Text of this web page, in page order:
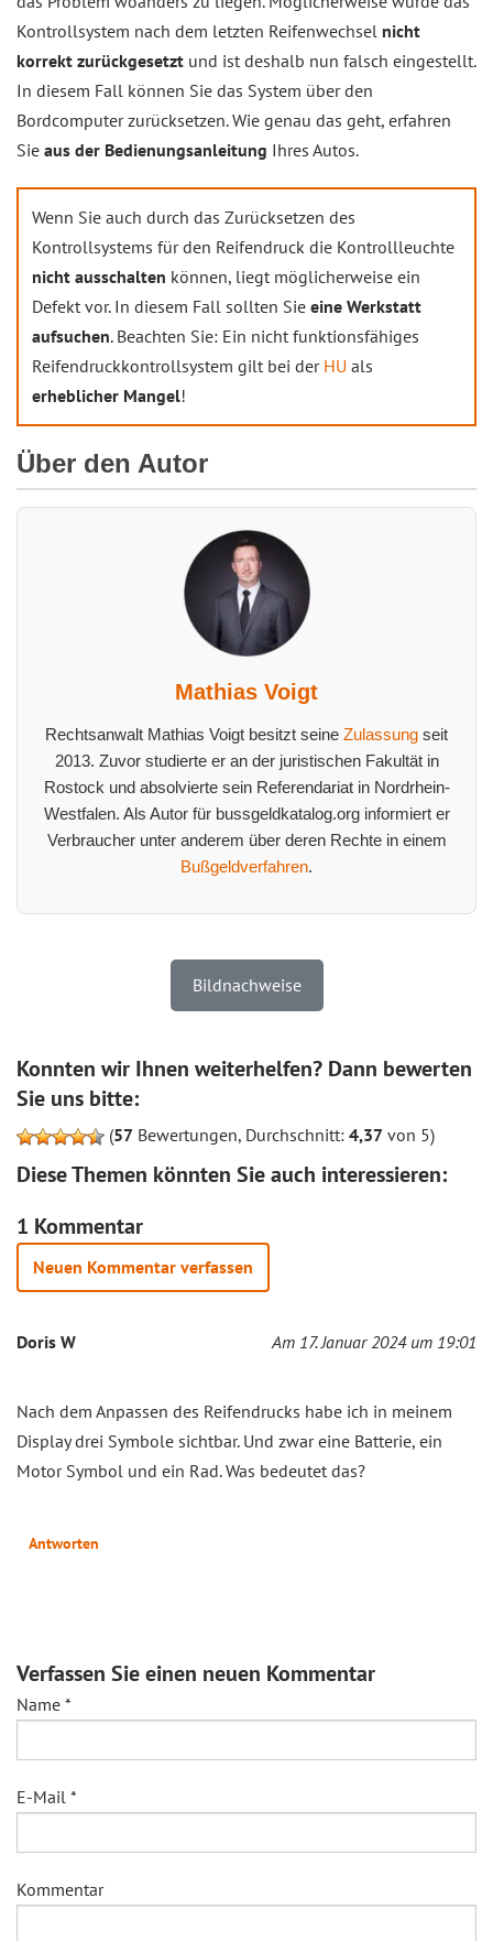
Kontrollsystem nach dem letzten Reifenwechsel nicht
korrekt zurückgesetzt und ist deshalb nun falsch eingestellt.
In diesem Fall können Sie das System über den
Bordcomputer zurücksetzen. Wie genau das geht, erfahren
Sie aus der Bedienungsanleitung Ihres Autos.
Wenn Sie auch durch das Zurücksetzen des
Kontrollsystems für den Reifendruck die Kontrollleuchte
nicht ausschalten können, liegt möglicherweise ein
Defekt vor. In diesem Fall sollten Sie eine Werkstatt
aufsuchen. Beachten Sie: Ein nicht funktionsfähiges
Reifendruckkontrollsystem gilt bei der HU als
erheblicher Mangel!
Über den Autor
Mathias Voigt
Rechtsanwalt Mathias Voigt besitzt seine Zulassung seit
2013. Zuvor studierte er an der juristischen Fakultät in
Rostock und absolvierte sein Referendariat in Nordrhein-
Westfalen. Als Autor für bussgeldkatalog.org informiert er
Verbraucher unter anderem über deren Rechte in einem
Bußgeldverfahren.
Bildnachweise
Konnten wir Ihnen weiterhelfen? Dann bewerten
Sie uns bitte:
(57 Bewertungen, Durchschnitt: 4,37 von 5)
Diese Themen könnten Sie auch interessieren:
1 Kommentar
Neuen Kommentar verfassen
Doris W Am 17. Januar 2024 um 19:01
Nach dem Anpassen des Reifendrucks habe ich in meinem
Display drei Symbole sichtbar. Und zwar eine Batterie, ein
Motor Symbol und ein Rad. Was bedeutet das?
Antworten
Verfassen Sie einen neuen Kommentar
Name *
E-Mail *
Kommentar